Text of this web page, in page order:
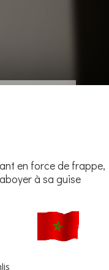
en force de frappe,
à sa guise